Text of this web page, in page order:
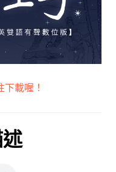
載喔！